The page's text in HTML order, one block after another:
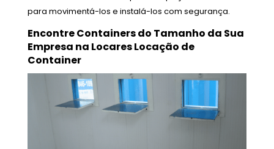
para movimentá-los e instalá-los com segurança.
Encontre Containers do Tamanho da Sua
Empresa na Locares Locação de
Container